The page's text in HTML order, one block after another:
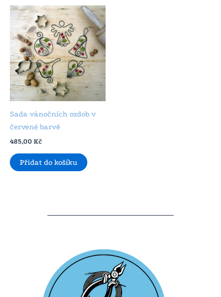
Sada vánočních ozdob v
červené barvě
485,00 Kč
Přidat do košíku